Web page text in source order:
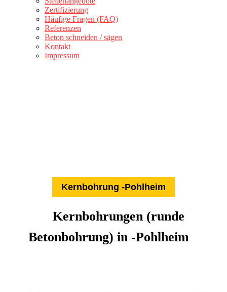
Zertifizierung
Häufige Fragen (FAQ)
Referenzen
Beton schneiden / sägen
Kontakt
Impressum
Kernbohrung -Pohlheim
Kernbohrungen (runde
Betonbohrung) in -Pohlheim